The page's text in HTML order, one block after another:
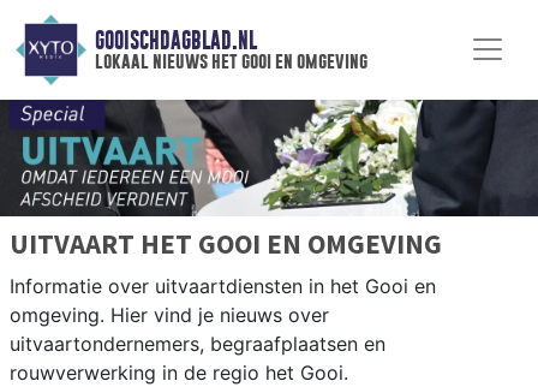
GOOISCHDAGBLAD.NL
lokaal nieuws het gooi en omgeving
UITVAART HET GOOI EN OMGEVING
Informatie over uitvaartdiensten in het Gooi en
omgeving. Hier vind je nieuws over
uitvaartondernemers, begraafplaatsen en
rouwverwerking in de regio het Gooi.